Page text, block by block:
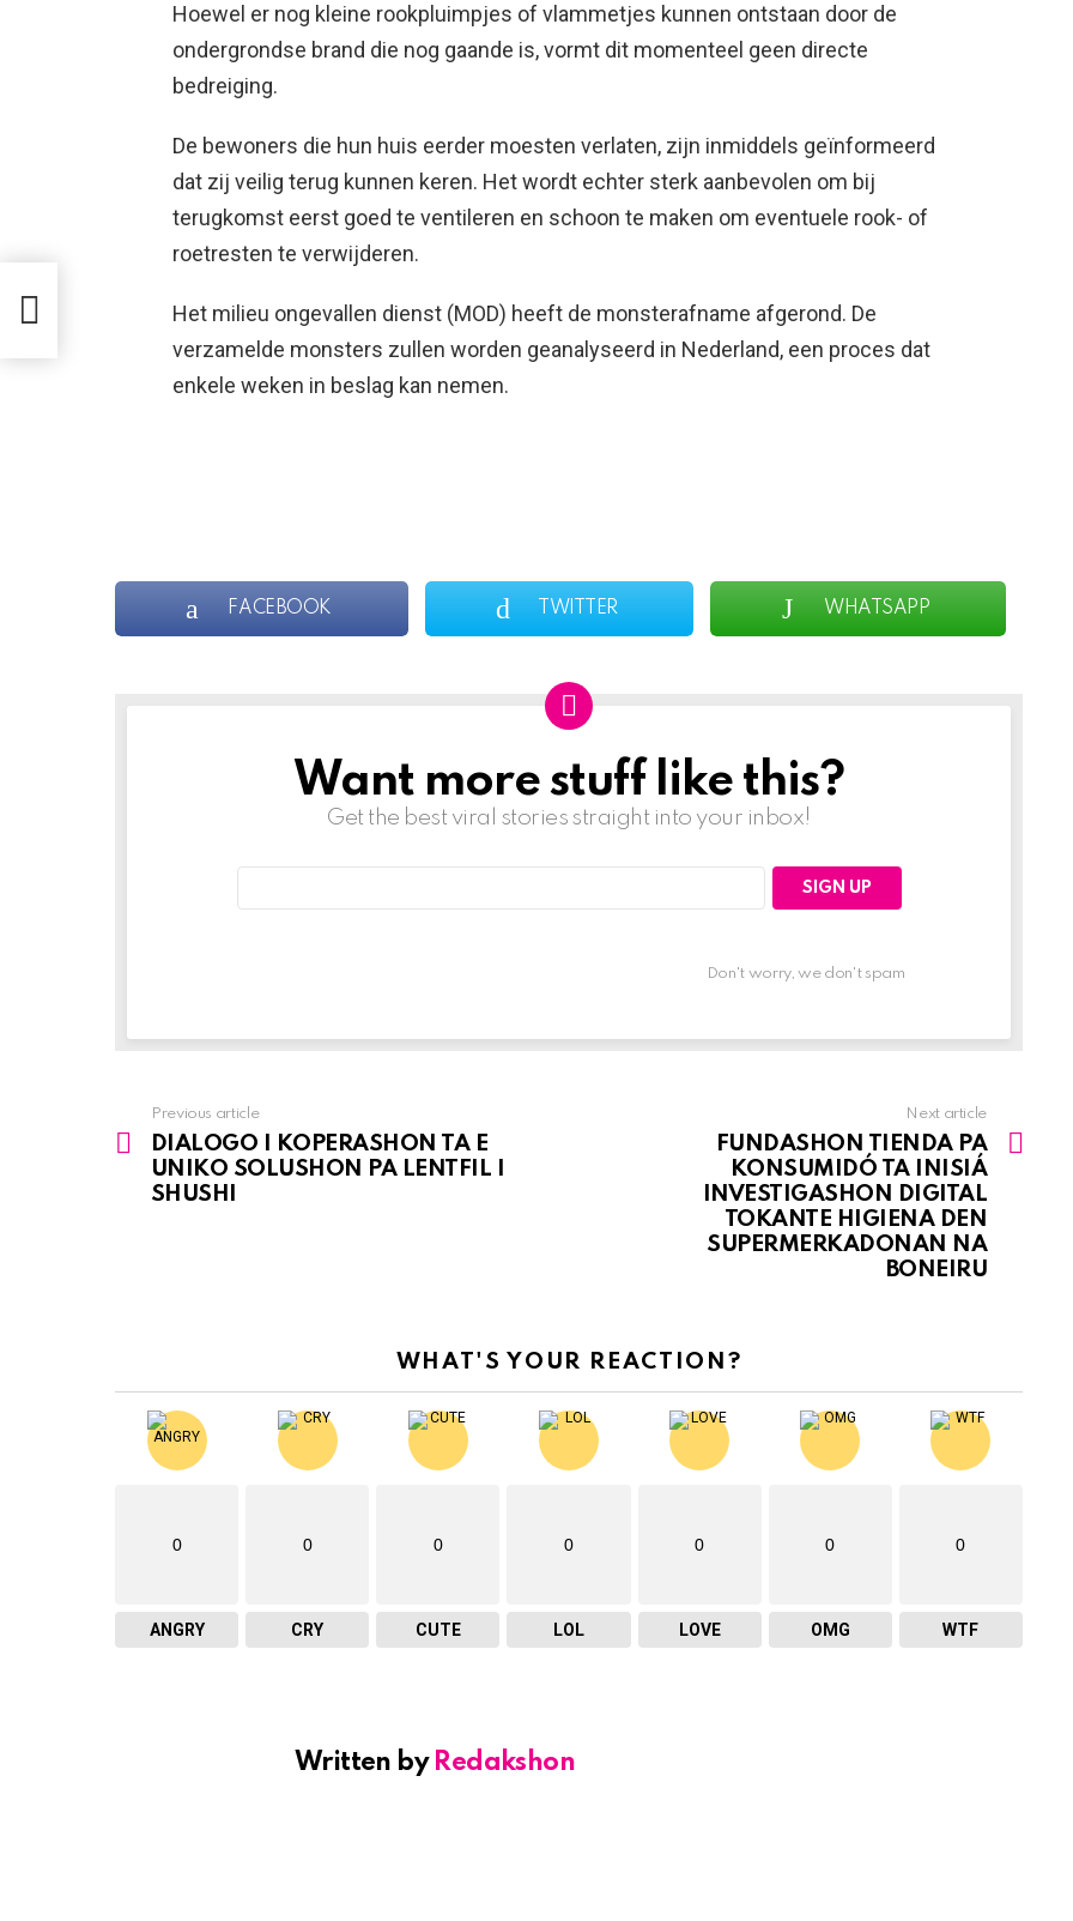
Hoewel er nog kleine rookpluimpjes of vlammetjes kunnen ontstaan door de
ondergrondse brand die nog gaande is, vormt dit momenteel geen directe
bedreiging.
De bewoners die hun huis eerder moesten verlaten, zijn inmiddels geïnformeerd
dat zij veilig terug kunnen keren. Het wordt echter sterk aanbevolen om bij
terugkomst eerst goed te ventileren en schoon te maken om eventuele rook- of
roetresten te verwijderen.
Het milieu ongevallen dienst (MOD) heeft de monsterafname afgerond. De
verzamelde monsters zullen worden geanalyseerd in Nederland, een proces dat
enkele weken in beslag kan nemen.
FACEBOOK TWITTER WHATSAPP
NEWSLETTERWant more stuff like this?
Get the best viral stories straight into your inbox!
Don't worry, we don't spam
See
more
Previous article
DIALOGO I KOPERASHON TA E
UNIKO SOLUSHON PA LENTFIL I
SHUSHI
Next article
FUNDASHON TIENDA PA
KONSUMIDÓ TA INISIÁ
INVESTIGASHON DIGITAL
TOKANTE HIGIENA DEN
SUPERMERKADONAN NA
BONEIRU
WHAT'S YOUR REACTION?
0
ANGRY
0
CRY
0
CUTE
0
LOL
0
LOVE
0
OMG
0
WTF
Written by Redakshon